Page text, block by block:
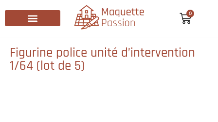
0
Figurine police unité d’intervention
1/64 (lot de 5)